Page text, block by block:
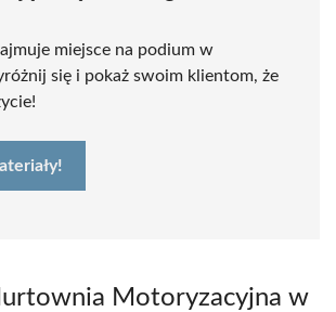
miejsce na podium w
się i pokaż swoim klientom, że
Motoryzacyjna w